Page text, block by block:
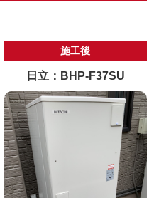
施工後
日立：BHP-F37SU